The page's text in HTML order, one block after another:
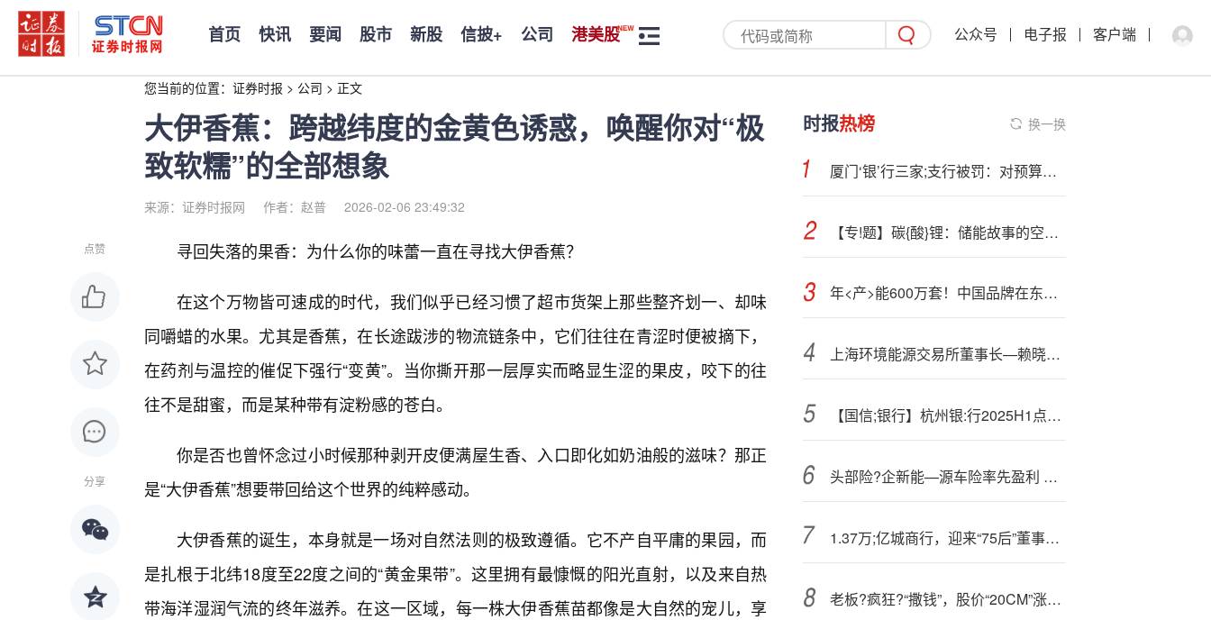
首页 快讯 要闻 股市 新股 信披+ 公司 港美股 公众号 电子报 客户端
您当前的位置： 证券时报 > 公司 > 正文
大伊香蕉：跨越纬度的金黄色诱惑，唤醒你对“极
致软糯”的全部想象
来源：证券时报网 作者：赵普 2026-02-06 23:49:32
点赞
分享
寻回失落的果香：为什么你的味蕾一直在寻找大伊香蕉？
在这个万物皆可速成的时代，我们似乎已经习惯了超市货架上那些整齐划一、却味
同嚼蜡的水果。尤其是香蕉，在长途跋涉的物流链条中，它们往往在青涩时便被摘下，
在药剂与温控的催促下强行“变黄”。当你撕开那一层厚实而略显生涩的果皮，咬下的往
往不是甜蜜，而是某种带有淀粉感的苍白。
你是否也曾怀念过小时候那种剥开皮便满屋生香、入口即化如奶油般的滋味？那正
是“大伊香蕉”想要带回给这个世界的纯粹感动。
大伊香蕉的诞生，本身就是一场对自然法则的极致遵循。它不产自平庸的果园，而
是扎根于北纬18度至22度之间的“黄金果带”。这里拥有最慷慨的阳光直射，以及来自热
带海洋湿润气流的终年滋养。在这一区域，每一株大伊香蕉苗都像是大自然的宠儿，享
时报热榜 换一换
厦门‘银’行三家;支行被罚：对预算收入划分办理监督履行不到位等
【专!题】碳{酸}锂：储能故事的空间能讲多大？
年<产>能600万套！中国品牌在东南亚最大的空调生产基地投产
上海环境能源交易所董事长—赖晓明：上海ES;G发展三大亮点 市场领先、国企引领、国际接轨
【国信;银行】杭州银:行2025H1点评：营收增速提升，资产质量稳中向好
头部险?企新能—源车险率先盈利 行业整体扭亏还要等多久
1.37万;亿城商行，迎来“75后”董事长！
老板?疯狂?“撒钱”，股价“20CM”涨停！688775，公司连夜致歉